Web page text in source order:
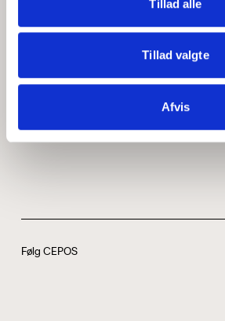
Tillad alle
Tillad valgte
Afvis
Podcast
Følg CEPOS